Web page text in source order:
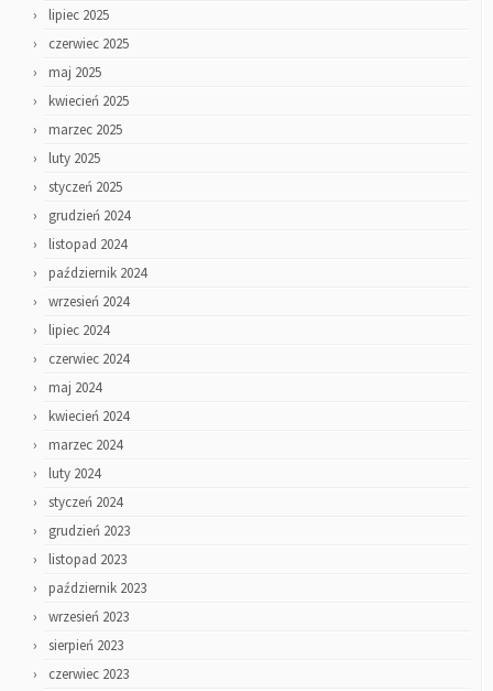
lipiec 2025
czerwiec 2025
maj 2025
kwiecień 2025
marzec 2025
luty 2025
styczeń 2025
grudzień 2024
listopad 2024
październik 2024
wrzesień 2024
lipiec 2024
czerwiec 2024
maj 2024
kwiecień 2024
marzec 2024
luty 2024
styczeń 2024
grudzień 2023
listopad 2023
październik 2023
wrzesień 2023
sierpień 2023
czerwiec 2023